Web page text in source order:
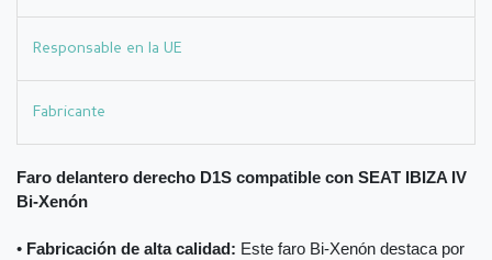
Responsable en la UE
Fabricante
Faro delantero derecho D1S compatible con SEAT IBIZA IV
Bi-Xenón
• Fabricación de alta calidad: Este faro Bi-Xenón destaca por